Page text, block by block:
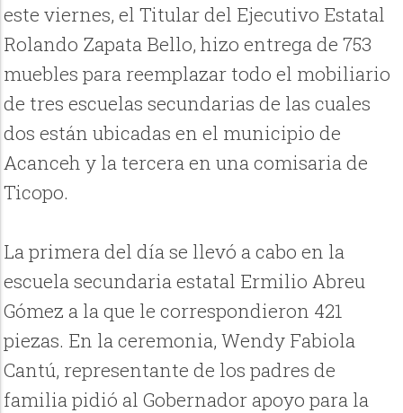
este viernes, el Titular del Ejecutivo Estatal
Rolando Zapata Bello, hizo entrega de 753
muebles para reemplazar todo el mobiliario
de tres escuelas secundarias de las cuales
dos están ubicadas en el municipio de
Acanceh y la tercera en una comisaria de
Ticopo.
La primera del día se llevó a cabo en la
escuela secundaria estatal Ermilio Abreu
Gómez a la que le correspondieron 421
piezas. En la ceremonia, Wendy Fabiola
Cantú, representante de los padres de
familia pidió al Gobernador apoyo para la